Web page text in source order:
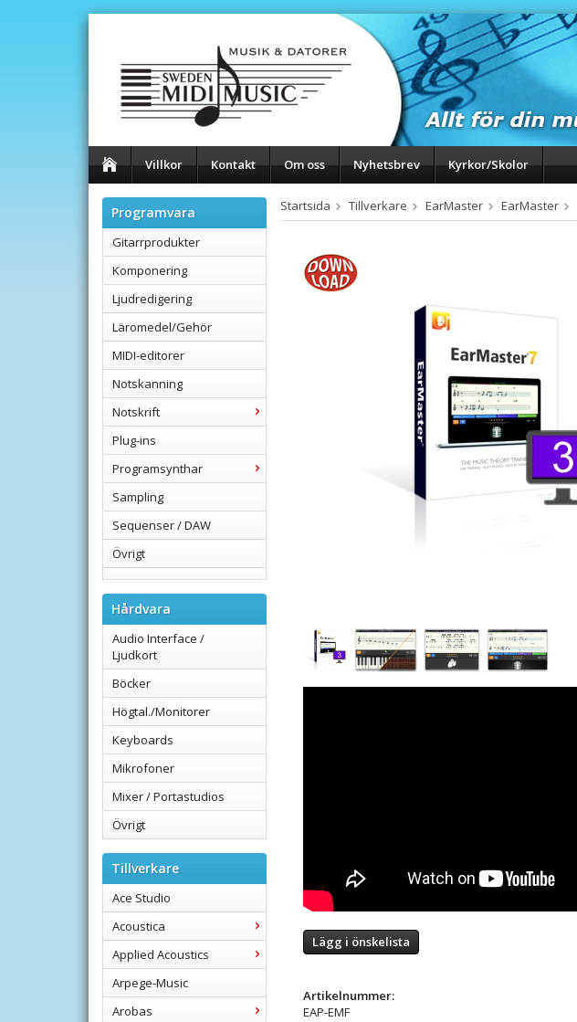
Villkor Kontakt Om oss Nyhetsbrev Kyrkor/Skolor
Programvara
Gitarrprodukter
Komponering
Ljudredigering
Läromedel/Gehör
MIDI-editorer
Notskanning
Notskrift
Plug-ins
Programsynthar
Sampling
Sequenser / DAW
Övrigt
Hårdvara
Audio Interface /
Ljudkort
Böcker
Högtal./Monitorer
Keyboards
Mikrofoner
Mixer / Portastudios
Övrigt
Tillverkare
Ace Studio
Acoustica
Applied Acoustics
Arpege-Music
Arobas
Startsida Tillverkare EarMaster EarMaster
Lägg i önskelista
Artikelnummer:
EAP-EMF